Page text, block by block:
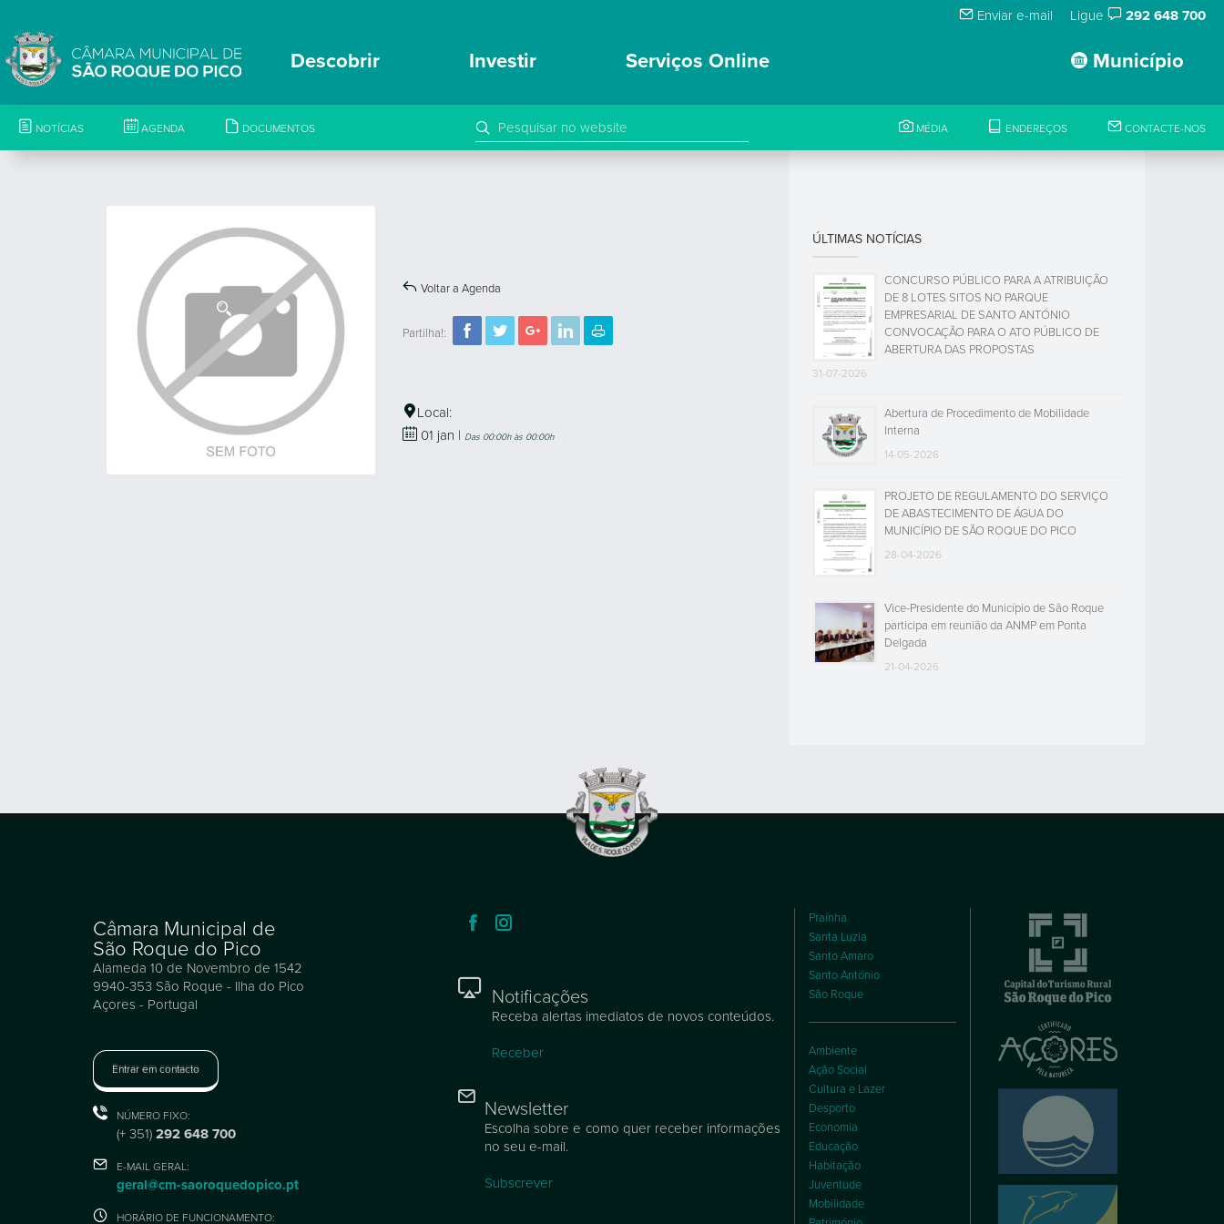
Enviar e-mail Ligue 292 648 700
Município
Descobrir Investir Serviços Online
NOTÍCIAS AGENDA DOCUMENTOS MÉDIA ENDEREÇOS CONTACTE-NOS
Voltar a Agenda
Partilha!:
Local:
01 jan | Das 00:00h às 00:00h
ÚLTIMAS NOTÍCIAS
CONCURSO PÚBLICO PARA A ATRIBUIÇÃO
DE 8 LOTES SITOS NO PARQUE
EMPRESARIAL DE SANTO ANTÓNIO
CONVOCAÇÃO PARA O ATO PÚBLICO DE
ABERTURA DAS PROPOSTAS
31-07-2026
Abertura de Procedimento de Mobilidade
Interna
14-05-2026
PROJETO DE REGULAMENTO DO SERVIÇO
DE ABASTECIMENTO DE ÁGUA DO
MUNICÍPIO DE SÃO ROQUE DO PICO
28-04-2026
Vice-Presidente do Município de São Roque
participa em reunião da ANMP em Ponta
Delgada
21-04-2026
Câmara Municipal de
São Roque do Pico
Alameda 10 de Novembro de 1542
9940-353 São Roque - Ilha do Pico
Açores - Portugal
Entrar em contacto
NÚMERO FIXO:
(+ 351) 292 648 700
E-MAIL GERAL:
geral@cm-saoroquedopico.pt
HORÁRIO DE FUNCIONAMENTO:
Notificações
Receba alertas imediatos de novos conteúdos.
Receber
Newsletter
Escolha sobre e como quer receber informações
no seu e-mail.
Subscrever
Praínha
Santa Luzia
Santo Amaro
Santo António
São Roque
Ambiente
Ação Social
Cultura e Lazer
Desporto
Economia
Educação
Habitação
Juventude
Mobilidade